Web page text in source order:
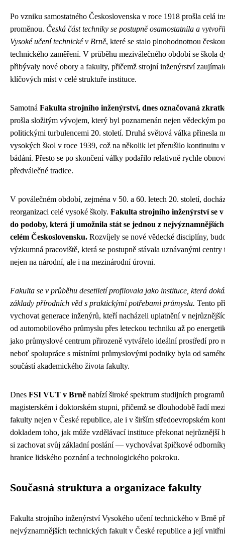
Po vzniku samostatného Československa v roce 1918 prošla celá
proměnou. Česká část techniky se postupně osamostatnila a
Vysoké učení technické v Brně, které se stalo plnohodnotnou
technického zaměření. V průběhu meziválečného období se škola
přibývaly nové obory a fakulty, přičemž strojní inženýrství
klíčových míst v celé struktuře instituce.
Samotná Fakulta strojního inženýrství, dnes označovaná
prošla složitým vývojem, který byl poznamenán nejen vědeckým
politickými turbulencemi 20. století. Druhá světová válka přinesla
vysokých škol v roce 1939, což na několik let přerušilo kontinuitu
bádání. Přesto se po skončení války podařilo relativně rychle
předválečné tradice.
V poválečném období, zejména v 50. a 60. letech 20. století,
reorganizaci celé vysoké školy. Fakulta strojního inženýrství se
do podoby, která jí umožnila stát se jednou z
celém Československu. Rozvíjely se nové vědecké disciplíny,
výzkumná pracoviště, která se postupně stávala uznávanými
nejen na národní, ale i na mezinárodní úrovni.
Fakulta se v průběhu desetiletí profilovala jako instituce, která
základy přírodních věd s praktickými potřebami průmyslu. Tento
vychovat generace inženýrů, kteří nacházeli uplatnění v
od automobilového průmyslu přes leteckou techniku až po
jako průmyslové centrum přirozeně vytvářelo ideální prostředí pro
neboť spolupráce s místními průmyslovými podniky byla od
součástí akademického života fakulty.
Dnes FSI VUT v Brně nabízí široké spektrum studijních
magisterském i doktorském stupni, přičemž se dlouhodobě řadí
fakulty nejen v České republice, ale i v širším středoevropském
dokladem toho, jak může vzdělávací instituce překonat nejrůznější
si zachovat svůj základní poslání — vychovávat špičkové
hranice lidského poznání a technologického pokroku.
Současná struktura a organizace fakulty
Fakulta strojního inženýrství Vysokého učení technického v Brně
nejvýznamnějších technických fakult v České republice a její